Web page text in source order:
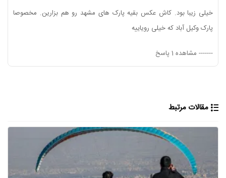
خیلی زیبا بود. کاش عکس بقیه پارک های مشهد رو هم بزارین. مخصوصا
پارک وکیل آباد که خیلی رویاییه
------- مشاهده 1 پاسخ
مقالات مرتبط